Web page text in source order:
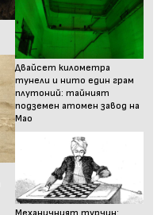
Двайсет километра
тунели и нито един грам
плутоний: тайният
подземен атомен завод на
Мао